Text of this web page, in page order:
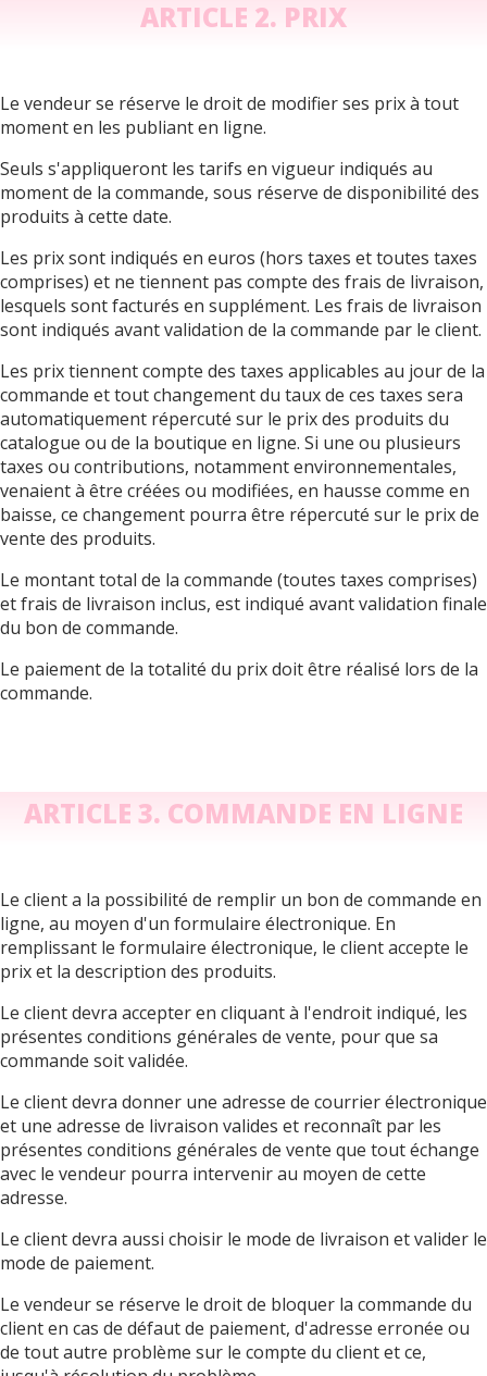
ARTICLE 2. PRIX
Le vendeur se réserve le droit de modifier ses prix à tout
moment en les publiant en ligne.
Seuls s'appliqueront les tarifs en vigueur indiqués au
moment de la commande, sous réserve de disponibilité des
produits à cette date.
Les prix sont indiqués en euros (hors taxes et toutes taxes
comprises) et ne tiennent pas compte des frais de livraison,
lesquels sont facturés en supplément. Les frais de livraison
sont indiqués avant validation de la commande par le client.
Les prix tiennent compte des taxes applicables au jour de la
commande et tout changement du taux de ces taxes sera
automatiquement répercuté sur le prix des produits du
catalogue ou de la boutique en ligne. Si une ou plusieurs
taxes ou contributions, notamment environnementales,
venaient à être créées ou modifiées, en hausse comme en
baisse, ce changement pourra être répercuté sur le prix de
vente des produits.
Le montant total de la commande (toutes taxes comprises)
et frais de livraison inclus, est indiqué avant validation finale
du bon de commande.
Le paiement de la totalité du prix doit être réalisé lors de la
commande.
ARTICLE 3. COMMANDE EN LIGNE
Le client a la possibilité de remplir un bon de commande en
ligne, au moyen d'un formulaire électronique. En
remplissant le formulaire électronique, le client accepte le
prix et la description des produits.
Le client devra accepter en cliquant à l'endroit indiqué, les
présentes conditions générales de vente, pour que sa
commande soit validée.
Le client devra donner une adresse de courrier électronique
et une adresse de livraison valides et reconnaît par les
présentes conditions générales de vente que tout échange
avec le vendeur pourra intervenir au moyen de cette
adresse.
Le client devra aussi choisir le mode de livraison et valider le
mode de paiement.
Le vendeur se réserve le droit de bloquer la commande du
client en cas de défaut de paiement, d'adresse erronée ou
de tout autre problème sur le compte du client et ce,